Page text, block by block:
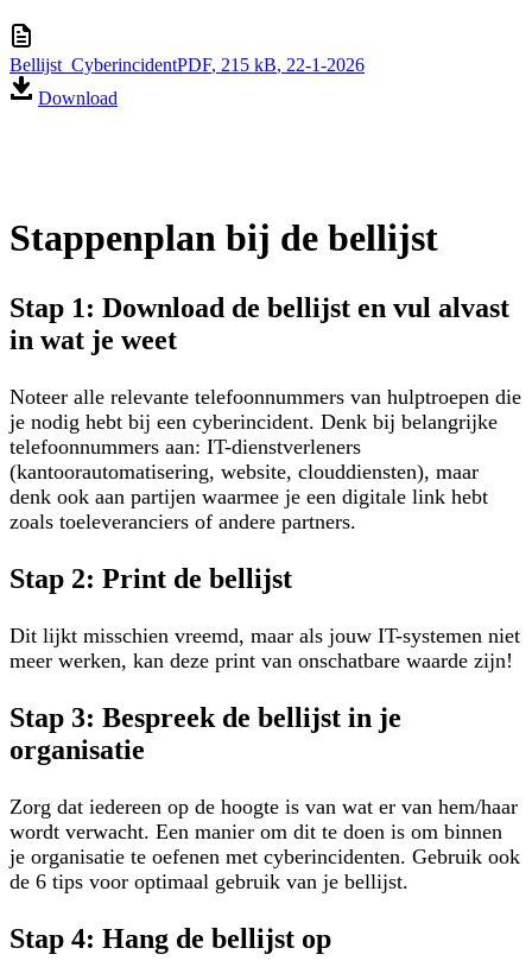
Bellijst_CyberincidentPDF, 215 kB, 22-1-2026
Download
Stappenplan bij de bellijst
Stap 1: Download de bellijst en vul alvast
in wat je weet
Noteer alle relevante telefoonnummers van hulptroepen die
je nodig hebt bij een cyberincident. Denk bij belangrijke
telefoonnummers aan: IT-dienstverleners
(kantoorautomatisering, website, clouddiensten), maar
denk ook aan partijen waarmee je een digitale link hebt
zoals toeleveranciers of andere partners.
Stap 2: Print de bellijst
Dit lijkt misschien vreemd, maar als jouw IT-systemen niet
meer werken, kan deze print van onschatbare waarde zijn!
Stap 3: Bespreek de bellijst in je
organisatie
Zorg dat iedereen op de hoogte is van wat er van hem/haar
wordt verwacht. Een manier om dit te doen is om binnen
je organisatie te oefenen met cyberincidenten. Gebruik ook
de 6 tips voor optimaal gebruik van je bellijst.
Stap 4: Hang de bellijst op